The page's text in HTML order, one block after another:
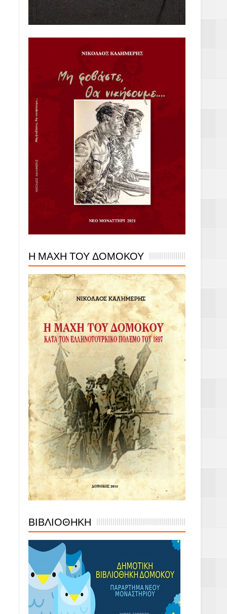
Η ΜΑΧΗ ΤΟΥ ΔΟΜΟΚΟΥ
ΒΙΒΛΙΟΘΗΚΗ